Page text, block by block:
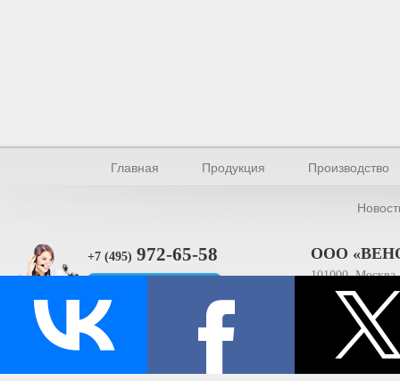
Главная Продукция Производство
+7 (495) 972-65-58 ООО
101000,
ИНН
© Производство уплотнителей и профилей 2026.
Все права защищены.